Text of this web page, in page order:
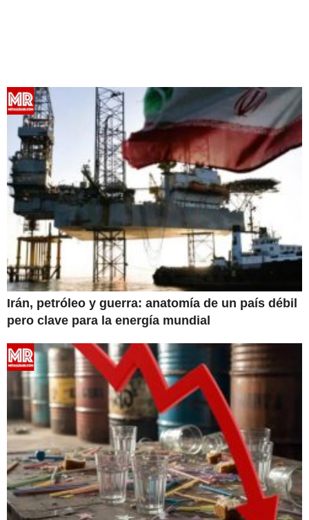
Irán, petróleo y guerra: anatomía de un país débil
pero clave para la energía mundial